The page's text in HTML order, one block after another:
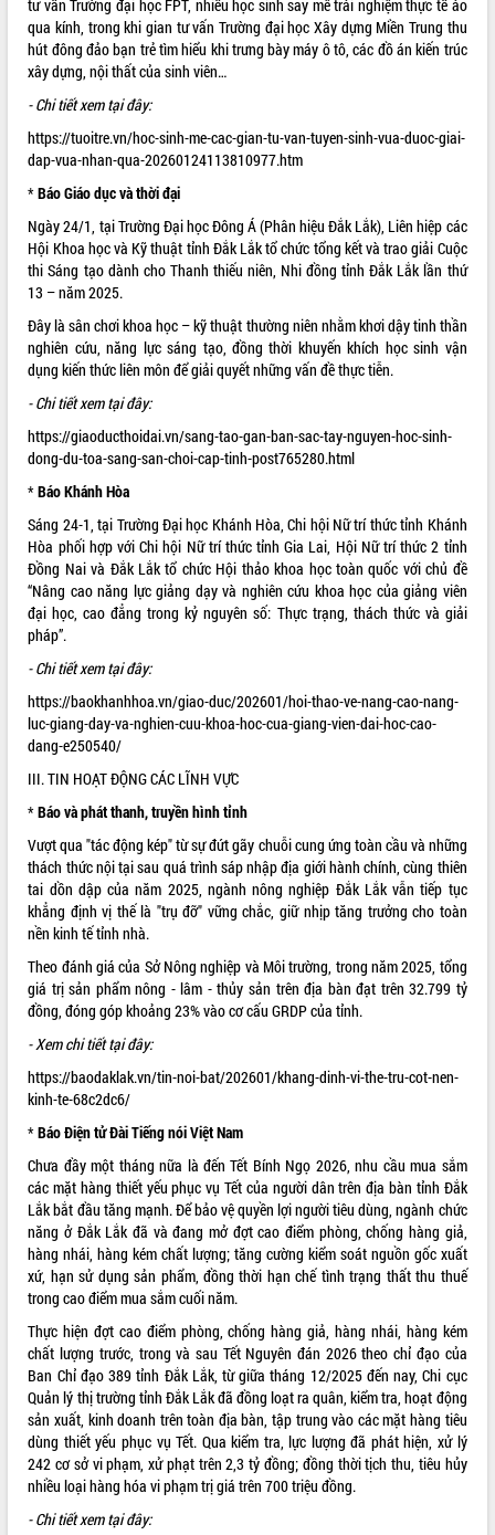
Khám bệnh, cấp phát thuốc miễn phí
và tặng quà người dân xã Cư Pui
Hội nghị UBND tỉnh Đắk Lắk thường kỳ
tháng 7/2026
Lễ truy tặng danh hiệu “Bà Mẹ Việt
Nam Anh hùng” và trao Huân chương
Lao động
UBND tỉnh Đắk Lắk triển khai nhiệm
vụ 6 tháng cuối năm 2026
Kỳ họp thứ Hai, Hội đồng nhân dân
tỉnh khóa XI quyết nghị nhiều nội dung
quan trọng
Bí thư Tỉnh ủy Lương Nguyễn Minh
Triết thăm, tặng quà người có công với
cách mạng
Rà soát, hoàn thiện hệ thống thiết chế
văn hóa, thể thao đáp ứng yêu cầu
phát triển mới
Thường trực HĐND tỉnh Đắk Lắk gặp
mặt Đoàn chuyên gia y tế TP. Hồ Chí
Lễ truy điệu và an táng hài cốt liệt sĩ
tại Nghĩa trang Liệt sĩ xã Sơn Hòa
Bàn giải pháp tháo gỡ khó khăn trong
xuất khẩu sầu riêng và triển khai quy
định EUDR
Thứ trưởng Bộ Nông nghiệp và Môi
trường Nguyễn Hoàng Hiệp khảo sát
vùng trồng và doanh nghiệp đóng gói
sầu riêng tại Đắk Lắk
Trình diễn nghệ thuật chế biến các
món ăn từ sầu riêng
Đắk Lắk công bố Quy hoạch và xúc
tiến đầu tư tỉnh
Ngành cá ngừ Đắk Lắk chủ động thích
ứng để giữ vững thị trường xuất khẩu
Diễn đàn Kinh tế tư nhân Việt Nam đột
phá cơ chế - Hợp tác công tư
cải cách hành chính tỉnh Đắk Lắk
Kết nối tour, đẩy mạnh chuyển đổi số
để phát triển du lịch Đắk Lắk
Khởi động Dự án Đầu tư xây dựng hạ
tầng kỹ thuật Cụm công nghiệp Tân
Tiến
Gặp mặt các cơ quan báo chí nhân Kỷ
niệm 101 năm Ngày Báo chí Cách
mạng Việt Nam
Đắk Lắk sơ kết 4 năm triển khai thực
hiện Đề án 06 của Chính phủ
Họp báo thông tin về Hội nghị Công bố
Quy hoạch và Xúc tiến đầu tư tỉnh Đắk
Lắk
giải ngân vốn khắc phục thiên tai
HĐND tỉnh thông qua điều chỉnh Quy
hoạch tỉnh thời kỳ 2021-2030
Hội thảo góp ý hồ sơ điều chỉnh quy
hoạch tỉnh Đắk Lắk thời kỳ 2021-2030,
tầm nhìn đến năm 2050
Nâng cao hiệu quả hoạt động của các
doanh nghiệp nhà nước
ALBUM ẢNH
LIÊN KẾT WEB
THỐNG KÊ TRUY CẬP
Hôm nay: 28422
Tất cả: 66073745
tư vấn Trường đại học FPT, nhiều học sinh say mê trải nghiệm thực tế ảo
qua kính, trong khi gian tư vấn Trường đại học Xây dựng Miền Trung thu
hút đông đảo bạn trẻ tìm hiểu khi trưng bày máy ô tô, các đồ án kiến trúc
xây dựng, nội thất của sinh viên…
- Chi tiết xem tại đây:
https://tuoitre.vn/hoc-sinh-me-cac-gian-tu-van-tuyen-sinh-vua-duoc-giai-
dap-vua-nhan-qua-20260124113810977.htm
*Báo Giáo dục và thời đại
Ngày 24/1, tại Trường Đại học Đông Á (Phân hiệu Đắk Lắk), Liên hiệp các
Hội Khoa học và Kỹ thuật tỉnh Đắk Lắk tổ chức tổng kết và trao giải Cuộc
thi Sáng tạo dành cho Thanh thiếu niên, Nhi đồng tỉnh Đắk Lắk lần thứ
13 – năm 2025.
Đây là sân chơi khoa học – kỹ thuật thường niên nhằm khơi dậy tinh thần
nghiên cứu, năng lực sáng tạo, đồng thời khuyến khích học sinh vận
dụng kiến thức liên môn để giải quyết những vấn đề thực tiễn.
- Chi tiết xem tại đây:
https://giaoducthoidai.vn/sang-tao-gan-ban-sac-tay-nguyen-hoc-sinh-
dong-du-toa-sang-san-choi-cap-tinh-post765280.html
*Báo Khánh Hòa
Sáng 24-1, tại Trường Đại học Khánh Hòa, Chi hội Nữ trí thức tỉnh Khánh
Hòa phối hợp với Chi hội Nữ trí thức tỉnh Gia Lai, Hội Nữ trí thức 2 tỉnh
Đồng Nai và Đắk Lắk tổ chức Hội thảo khoa học toàn quốc với chủ đề
“Nâng cao năng lực giảng dạy và nghiên cứu khoa học của giảng viên
đại học, cao đẳng trong kỷ nguyên số: Thực trạng, thách thức và giải
pháp”.
- Chi tiết xem tại đây:
https://baokhanhhoa.vn/giao-duc/202601/hoi-thao-ve-nang-cao-nang-
luc-giang-day-va-nghien-cuu-khoa-hoc-cua-giang-vien-dai-hoc-cao-
dang-e250540/
III. TIN HOẠT ĐỘNG CÁC LĨNH VỰC
*Báo và phát thanh, truyền hình tỉnh
Vượt qua "tác động kép" từ sự đứt gãy chuỗi cung ứng toàn cầu và những
thách thức nội tại sau quá trình sáp nhập địa giới hành chính, cùng thiên
tai dồn dập của năm 2025, ngành nông nghiệp Đắk Lắk vẫn tiếp tục
khẳng định vị thế là "trụ đỡ" vững chắc, giữ nhịp tăng trưởng cho toàn
nền kinh tế tỉnh nhà.
Theo đánh giá của Sở Nông nghiệp và Môi trường, trong năm 2025, tổng
giá trị sản phẩm nông - lâm - thủy sản trên địa bàn đạt trên 32.799 tỷ
đồng, đóng góp khoảng 23% vào cơ cấu GRDP của tỉnh.
- Xem chi tiết tại đây:
https://baodaklak.vn/tin-noi-bat/202601/khang-dinh-vi-the-tru-cot-nen-
kinh-te-68c2dc6/
*Báo Điện tử Đài Tiếng nói Việt Nam
Chưa đầy một tháng nữa là đến Tết Bính Ngọ 2026, nhu cầu mua sắm
các mặt hàng thiết yếu phục vụ Tết của người dân trên địa bàn tỉnh Đắk
Lắk bắt đầu tăng mạnh. Để bảo vệ quyền lợi người tiêu dùng, ngành chức
năng ở Đắk Lắk đã và đang mở đợt cao điểm phòng, chống hàng giả,
hàng nhái, hàng kém chất lượng; tăng cường kiểm soát nguồn gốc xuất
xứ, hạn sử dụng sản phẩm, đồng thời hạn chế tình trạng thất thu thuế
trong cao điểm mua sắm cuối năm.
Thực hiện đợt cao điểm phòng, chống hàng giả, hàng nhái, hàng kém
chất lượng trước, trong và sau Tết Nguyên đán 2026 theo chỉ đạo của
Ban Chỉ đạo 389 tỉnh Đắk Lắk, từ giữa tháng 12/2025 đến nay, Chi cục
Quản lý thị trường tỉnh Đắk Lắk đã đồng loạt ra quân, kiểm tra, hoạt động
sản xuất, kinh doanh trên toàn địa bàn, tập trung vào các mặt hàng tiêu
dùng thiết yếu phục vụ Tết. Qua kiểm tra, lực lượng đã phát hiện, xử lý
242 cơ sở vi phạm, xử phạt trên 2,3 tỷ đồng; đồng thời tịch thu, tiêu hủy
nhiều loại hàng hóa vi phạm trị giá trên 700 triệu đồng.
- Chi tiết xem tại đây: